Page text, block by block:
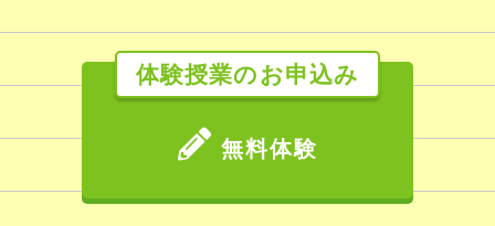
体験授業のお申込み
無料体験